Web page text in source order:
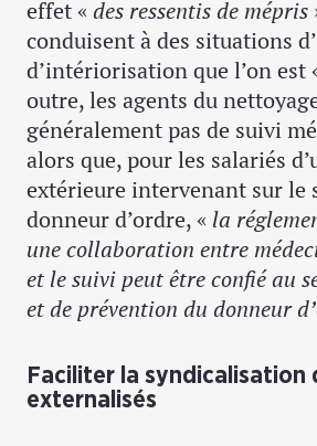
effet « des ressentis de mépris
conduisent à des situations
d’intériorisation que l’on est
outre, les agents du
généralement pas de suivi
alors que, pour les salariés
extérieure intervenant sur le
donneur d’ordre, « la
une collaboration entre
et le suivi peut être confié au
et de prévention du donneur
Faciliter la syndicalisation
externalisés